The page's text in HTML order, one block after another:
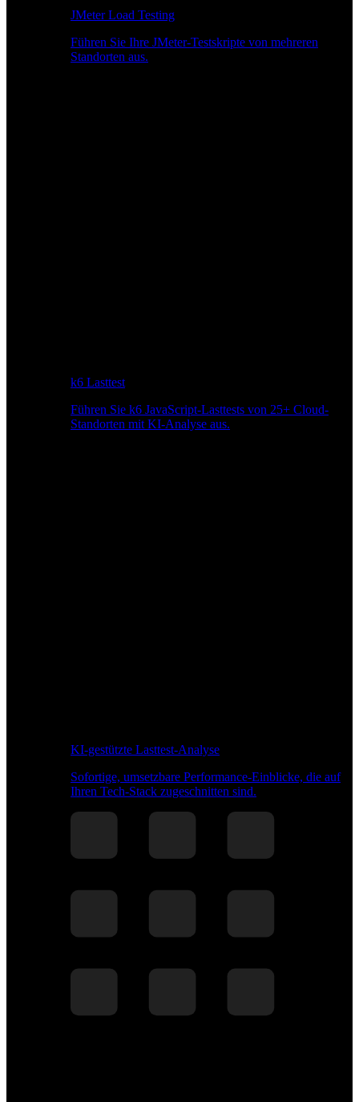
JMeter Load Testing
Führen Sie Ihre JMeter-Testskripte von mehreren
Standorten aus.
k6 Lasttest
Führen Sie k6 JavaScript-Lasttests von 25+ Cloud-
Standorten mit KI-Analyse aus.
KI-gestützte Lasttest-Analyse
Sofortige, umsetzbare Performance-Einblicke, die auf
Ihren Tech-Stack zugeschnitten sind.